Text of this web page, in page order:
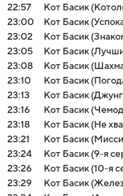
22:57
Кот Басик
23:00
Кот Басик
23:02
Кот Басик
23:05
Кот Басик
23:08
Кот Басик
23:10
Кот Басик
23:13
Кот Басик
23:16
Кот Басик
23:18
Кот Басик (Не
23:21
Кот Басик
23:24
Кот Басик (9-я
23:26
Кот Басик (10-я
23:29
Кот Басик